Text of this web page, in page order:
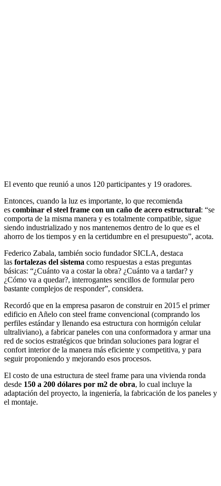
El evento que reunió a unos 120 participantes y 19 oradores.
Entonces, cuando la luz es importante, lo que recomienda
es combinar el steel frame con un caño de acero estructural: “se
comporta de la misma manera y es totalmente compatible, sigue
siendo industrializado y nos mantenemos dentro de lo que es el
ahorro de los tiempos y en la certidumbre en el presupuesto”, acota.
Federico Zabala, también socio fundador SICLA, destaca
las fortalezas del sistema como respuestas a estas preguntas
básicas: “¿Cuánto va a costar la obra? ¿Cuánto va a tardar? y
¿Cómo va a quedar?, interrogantes sencillos de formular pero
bastante complejos de responder”, considera.
Recordó que en la empresa pasaron de construir en 2015 el primer
edificio en Añelo con steel frame convencional (comprando los
perfiles estándar y llenando esa estructura con hormigón celular
ultraliviano), a fabricar paneles con una conformadora y armar una
red de socios estratégicos que brindan soluciones para lograr el
confort interior de la manera más eficiente y competitiva, y para
seguir proponiendo y mejorando esos procesos.
El costo de una estructura de steel frame para una vivienda ronda
desde 150 a 200 dólares por m2 de obra, lo cual incluye la
adaptación del proyecto, la ingeniería, la fabricación de los paneles y
el montaje.